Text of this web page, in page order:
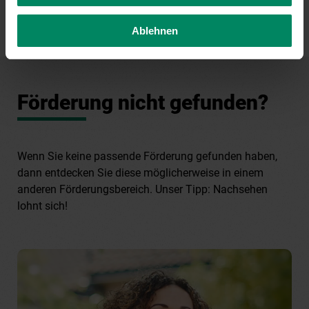
Ablehnen
Förderung nicht gefunden?
Wenn Sie keine passende Förderung gefunden haben,
dann entdecken Sie diese möglicherweise in einem
anderen Förderungsbereich. Unser Tipp: Nachsehen
lohnt sich!